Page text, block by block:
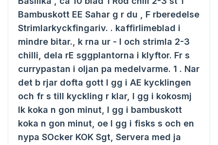
Bambuskott EE Sahar g r du , F rberedelse
Strimlarkyckfingariv. . kaffirlimeblad i
mindre bitar., k rna ur - I och strimla 2-3
chilli, dela rE sggplantorna i klyftor. Fr s
currypastan i oljan pa medelvarme. 1 . Nar
det b rjar dofta gott l gg i AE kycklingen
och fr s till kyckling r klar, l gg i kokosmj
lk koka n gon minut, l gg i bambuskott
koka n gon minut, oe l gg i fisks s och en
nypa SOcker KOK Sgt, Servera med ja